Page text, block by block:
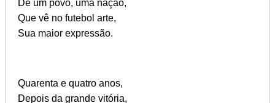
De um povo, uma nação,
Que vê no futebol arte,
Sua maior expressão.
Quarenta e quatro anos,
Depois da grande vitória,